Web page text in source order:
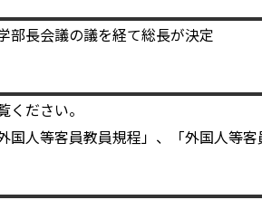
部長会議の議を経て総長が決定
ください。
国人等客員教員規程」、「外国人等